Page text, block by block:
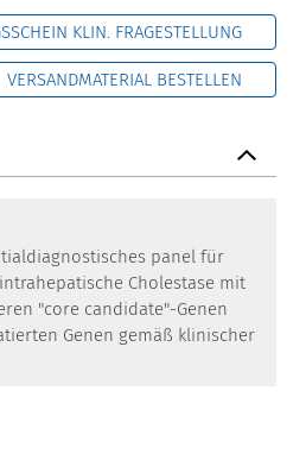
KLIN. FRAGESTELLUNG
VERSANDMATERIAL BESTELLEN
panel für
Cholestase mit
"core candidate"-Genen
Genen gemäß klinischer